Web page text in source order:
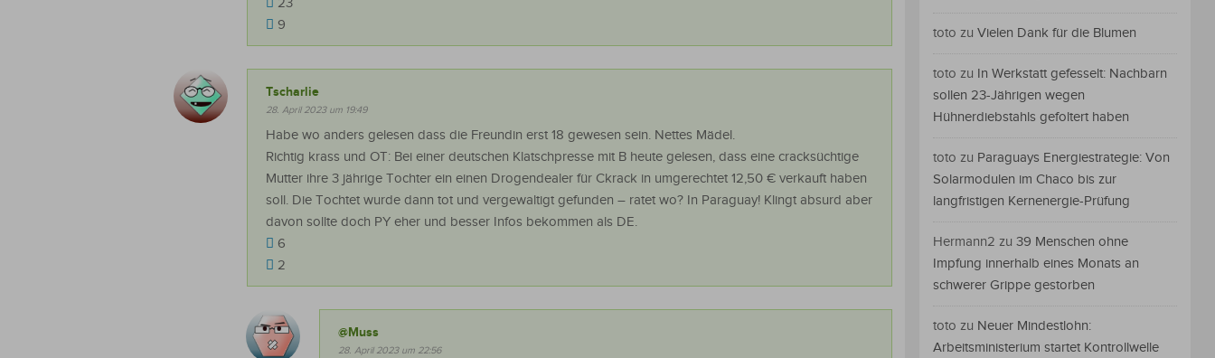
9
Tscharlie
28. April 2023 um 19:49
Habe wo anders gelesen dass die Freundin erst 18 gewesen sein. Nettes Mädel.
Richtig krass und OT: Bei einer deutschen Klatschpresse mit B heute gelesen, dass eine cracksüchtige
Mutter ihre 3 jährige Tochter ein einen Drogendealer für Ckrack in umgerechtet 12,50 € verkauft haben
soll. Die Tochtet wurde dann tot und vergewaltigt gefunden – ratet wo? In Paraguay! Klingt absurd aber
davon sollte doch PY eher und besser Infos bekommen als DE.
6
2
@Muss
28. April 2023 um 22:56
toto zu Vielen Dank für die Blumen
toto zu In Werkstatt gefesselt: Nachbarn
sollen 23-Jährigen wegen
Hühnerdiebstahls gefoltert haben
toto zu Paraguays Energiestrategie: Von
Solarmodulen im Chaco bis zur
langfristigen Kernenergie-Prüfung
Hermann2 zu 39 Menschen ohne
Impfung innerhalb eines Monats an
schwerer Grippe gestorben
toto zu Neuer Mindestlohn:
Arbeitsministerium startet Kontrollwelle